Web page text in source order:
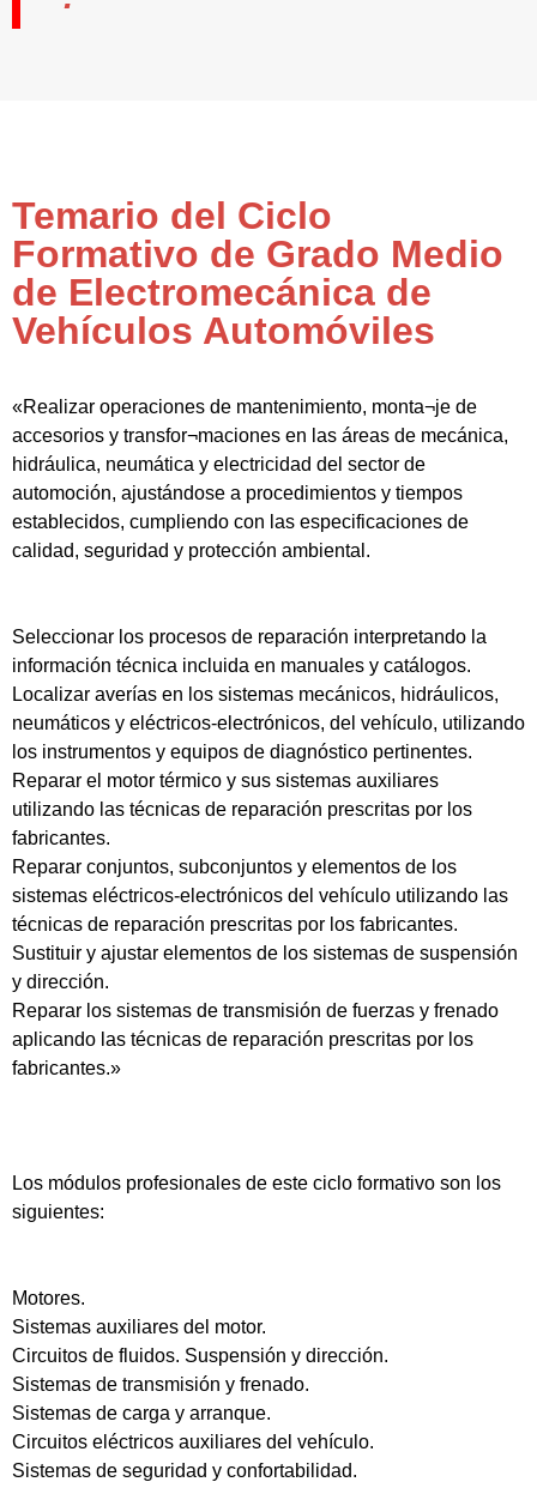
Temario del Ciclo
Formativo de Grado Medio
de Electromecánica de
Vehículos Automóviles
«Realizar operaciones de mantenimiento, monta¬je de
accesorios y transfor¬maciones en las áreas de mecánica,
hidráulica, neumática y electricidad del sector de
automoción, ajustándose a procedimientos y tiempos
establecidos, cumpliendo con las especificaciones de
calidad, seguridad y protección ambiental.
Seleccionar los procesos de reparación interpretando la
información técnica incluida en manuales y catálogos.
Localizar averías en los sistemas mecánicos, hidráulicos,
neumáticos y eléctricos-electrónicos, del vehículo, utilizando
los instrumentos y equipos de diagnóstico pertinentes.
Reparar el motor térmico y sus sistemas auxiliares
utilizando las técnicas de reparación prescritas por los
fabricantes.
Reparar conjuntos, subconjuntos y elementos de los
sistemas eléctricos-electrónicos del vehículo utilizando las
técnicas de reparación prescritas por los fabricantes.
Sustituir y ajustar elementos de los sistemas de suspensión
y dirección.
Reparar los sistemas de transmisión de fuerzas y frenado
aplicando las técnicas de reparación prescritas por los
fabricantes.»
Los módulos profesionales de este ciclo formativo son los
siguientes:
Motores.
Sistemas auxiliares del motor.
Circuitos de fluidos. Suspensión y dirección.
Sistemas de transmisión y frenado.
Sistemas de carga y arranque.
Circuitos eléctricos auxiliares del vehículo.
Sistemas de seguridad y confortabilidad.